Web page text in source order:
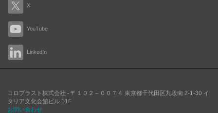
X
YouTube
LinkedIn
コロプラスト株式会社 - 〒１０２－００７４ 東京都千代田区九段南 2-1-30 イ
タリア文化会館ビル 11F
お問い合わせ